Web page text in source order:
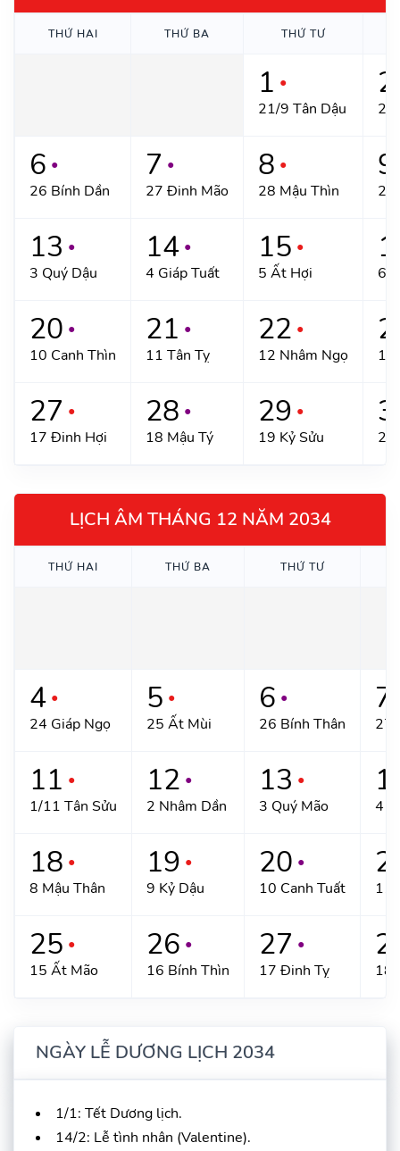
THỨ HAI THỨ BA THỨ TƯ
1 ●
21/9 Tân Dậu
2
22
6 ●
26 Bính Dần
7 ●
27 Đinh Mão
8 ●
28 Mậu Thìn
9
29
13 ●
3 Quý Dậu
14 ●
4 Giáp Tuất
15 ●
5 Ất Hợi 6
20 ●
10 Canh Thìn
21 ●
11 Tân Tỵ
22 ●
12 Nhâm Ngọ 13
27 ●
17 Đinh Hợi
28 ●
18 Mậu Tý
29 ●
19 Kỷ Sửu 20
LỊCH ÂM THÁNG 12 NĂM 2034
THỨ HAI THỨ BA THỨ TƯ
4 ●
24 Giáp Ngọ
5 ●
25 Ất Mùi
6 ●
26 Bính Thân
7
27
11 ●
1/11 Tân Sửu
12 ●
2 Nhâm Dần
13 ●
3 Quý Mão 4
18 ●
8 Mậu Thân
19 ●
9 Kỷ Dậu
20 ●
10 Canh Tuất 11
25 ●
15 Ất Mão
26 ●
16 Bính Thìn
27 ●
17 Đinh Tỵ 18
NGÀY LỄ DƯƠNG LỊCH 2034
1/1: Tết Dương lịch.
14/2: Lễ tình nhân (Valentine).